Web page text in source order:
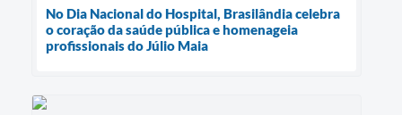
No Dia Nacional do Hospital, Brasilândia celebra
o coração da saúde pública e homenageia
profissionais do Júlio Maia